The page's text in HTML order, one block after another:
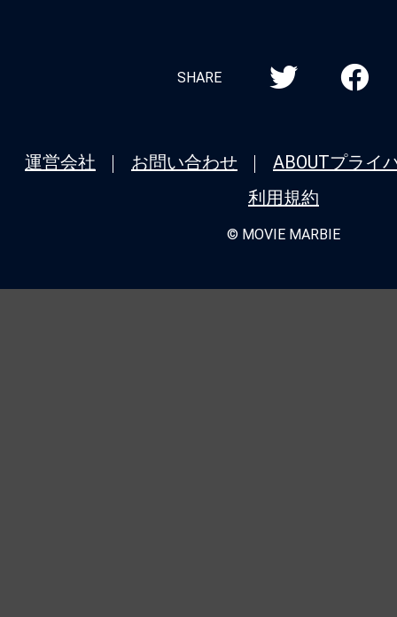
SHARE
運営会社 お問い合わせ ABOUTプライ
利用規約
© MOVIE MARBIE